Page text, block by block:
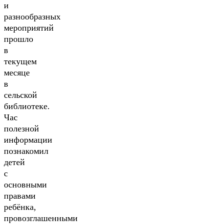
и
разнообразных
мероприятий
прошло
в
текущем
месяце
в
сельской
библиотеке.
Час
полезной
информации
познакомил
детей
с
основными
правами
ребёнка,
провозглашенными